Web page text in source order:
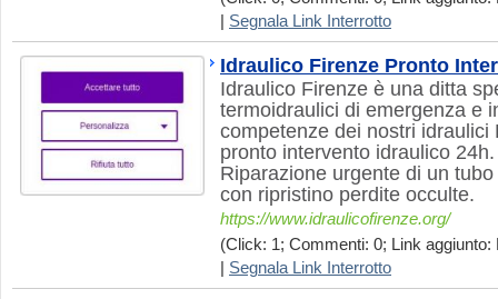
Segnala Link Interrotto
Idraulico Firenze Pronto
Idraulico Firenze è una ditta
termoidraulici di emergenza e
competenze dei nostri idraulici
pronto intervento idraulico
Riparazione urgente di un
con ripristino perdite occulte.
https://www.idraulicofirenze.org/
(Click: 1; Commenti: 0; Link aggiunto:
Segnala Link Interrotto